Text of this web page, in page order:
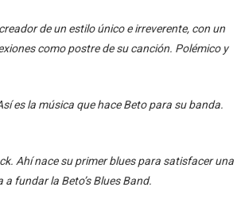
de un estilo único e irreverente, con un
como postre de su canción. Polémico y
es la música que hace Beto para su banda.
Ahí nace su primer blues para satisfacer una
fundar la Beto’s Blues Band.